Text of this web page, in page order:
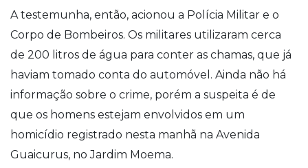
A testemunha, então, acionou a Polícia Militar e o
Corpo de Bombeiros. Os militares utilizaram cerca
de 200 litros de água para conter as chamas, que já
haviam tomado conta do automóvel. Ainda não há
informação sobre o crime, porém a suspeita é de
que os homens estejam envolvidos em um
homicídio registrado nesta manhã na Avenida
Guaicurus, no Jardim Moema.